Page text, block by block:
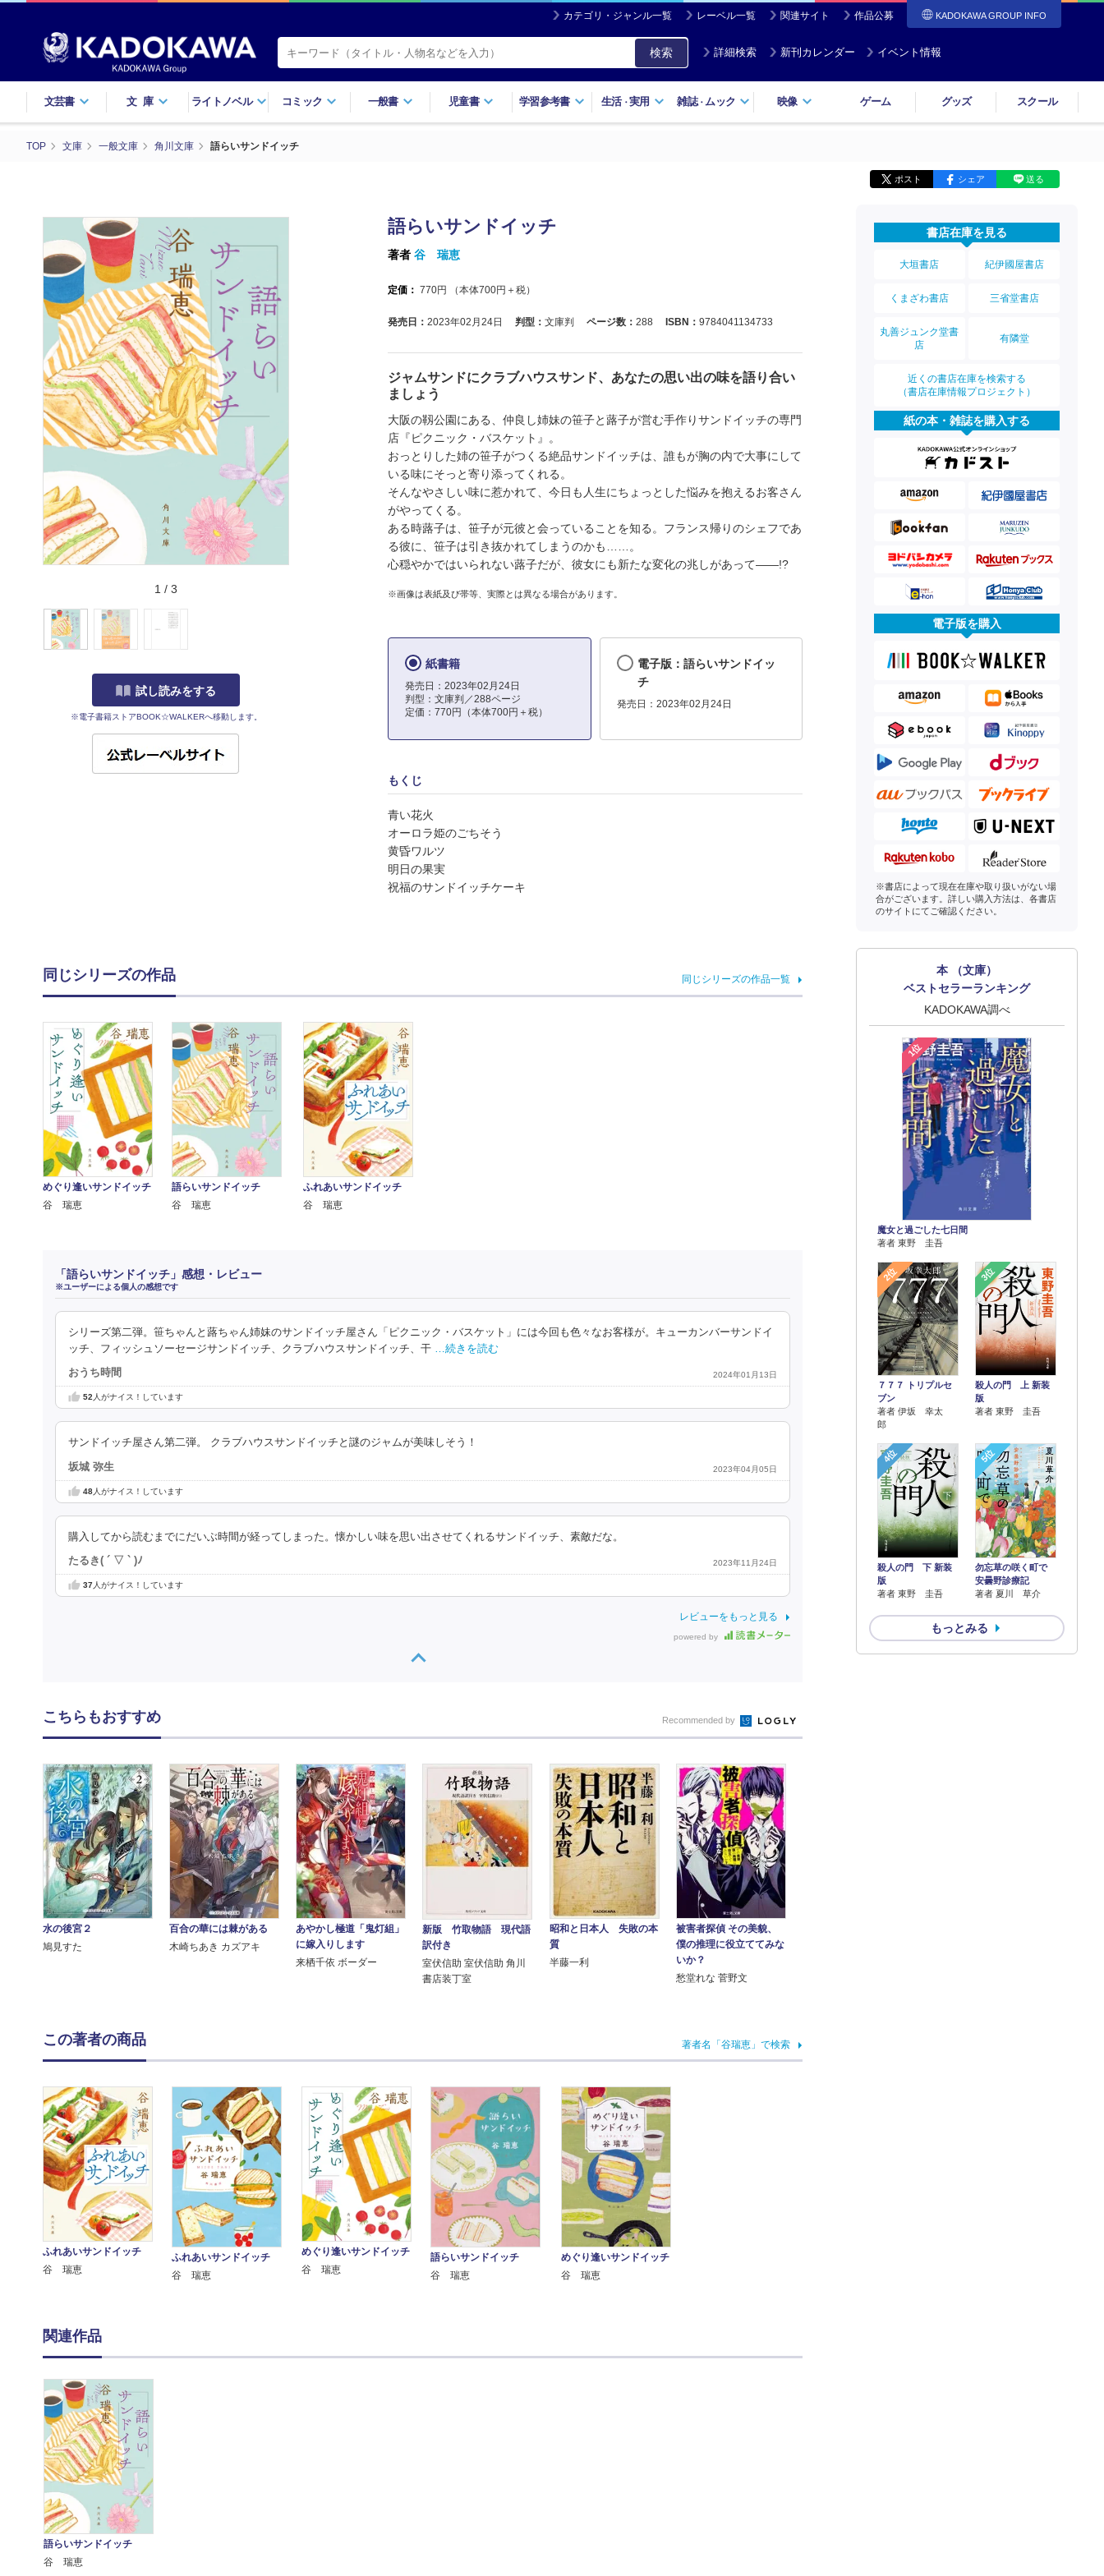
カテゴリ・ジャンル一覧 レーベル一覧 関連サイト 作品公募 KADOKAWA GROUP INFO
検索 詳細検索 新刊カレンダー イベント情報
文芸書 文庫 ライトノベル コミック 一般書 児童書 学習参考書 生活・実用 雑誌・ ムック 映像 ゲーム グッズ スクール
TOP 文庫 一般文庫 角川文庫 語らいサンドイッチ
ポスト シェア 送る
1 / 3
試し読みをする
※電子書籍ストアBOOK☆WALKERへ移動します。
語らいサンドイッチ
著者 谷 瑞恵
定価： 770円 （本体700円＋税）
発売日： 2023年02月24日 判型： 文庫判 ページ数： 288 ISBN： 9784041134733
ジャムサンドにクラブハウスサンド、あなたの思い出の味を語り合い
ましょう
大阪の靱公園にある、仲良し姉妹の笹子と蕗子が営む手作りサンドイッチの専門
店『ピクニック・バスケット』。
おっとりした姉の笹子がつくる絶品サンドイッチは、誰もが胸の内で大事にして
いる味にそっと寄り添ってくれる。
そんなやさしい味に惹かれて、今日も人生にちょっとした悩みを抱えるお客さん
がやってくる。
ある時蕗子は、笹子が元彼と会っていることを知る。フランス帰りのシェフであ
る彼に、笹子は引き抜かれてしまうのかも……。
心穏やかではいられない蕗子だが、彼女にも新たな変化の兆しがあって――!?
※画像は表紙及び帯等、実際とは異なる場合があります。
紙書籍
発売日：2023年02月24日
判型：文庫判／288ページ
定価：770円（本体700円＋税）
電子版：語らいサンドイッ
チ
発売日：2023年02月24日
もくじ
青い花火
オーロラ姫のごちそう
黄昏ワルツ
明日の果実
祝福のサンドイッチケーキ
同じシリーズの作品 同じシリーズの作品一覧
めぐり逢いサンドイッチ
谷 瑞恵
語らいサンドイッチ
谷 瑞恵
ふれあいサンドイッチ
谷 瑞恵
「語らいサンドイッチ」感想・レビュー
※ユーザーによる個人の感想です
シリーズ第二弾。笹ちゃんと蕗ちゃん姉妹のサンドイッチ屋さん「ピクニック・バスケット」には今回も色々なお客様が。キューカンバーサンドイ
ッチ、フィッシュソーセージサンドイッチ、クラブハウスサンドイッチ、干
…続きを読む
おうち時間 2024年01月13日
52人がナイス！しています
サンドイッチ屋さん第二弾。 クラブハウスサンドイッチと謎のジャムが美味しそう！
坂城 弥生 2023年04月05日
48人がナイス！しています
購入してから読むまでにだいぶ時間が経ってしまった。懐かしい味を思い出させてくれるサンドイッチ、素敵だな。
たるき( ´ ▽ ` )ﾉ 2023年11月24日
37人がナイス！しています
レビューをもっと見る
powered by
書店在庫を見る
大垣書店 紀伊國屋書店
くまざわ書店 三省堂書店
丸善ジュンク堂書
店
有隣堂
近くの書店在庫を検索する
（書店在庫情報プロジェクト）
紙の本・雑誌を購入する
電子版を購入
※書店によって現在在庫や取り扱いがない場
合がございます。詳しい購入方法は、各書店
のサイトにてご確認ください。
本 （文庫）
ベストセラーランキング
KADOKAWA調べ
1位
魔女と過ごした七日間
著者 東野 圭吾
2位
７７７ トリプルセ
ブン
著者 伊坂 幸太
郎
3位
殺人の門 上 新装
版
著者 東野 圭吾
4位
殺人の門 下 新装
版
著者 東野 圭吾
5位
勿忘草の咲く町で
安曇野診療記
著者 夏川 草介
もっとみる
こちらもおすすめ Recommended by
水の後宮２
鳩見すた
百合の華には棘がある
木崎ちあき カズアキ
あやかし極道「鬼灯組」
に嫁入りします
来栖千依 ボーダー
新版 竹取物語 現代語
訳付き
室伏信助 室伏信助 角川
書店装丁室
昭和と日本人 失敗の本
質
半藤一利
被害者探偵 その美貌、
僕の推理に役立ててみな
いか？
愁堂れな 菅野文
この著者の商品 著者名「谷瑞恵」で検索
ふれあいサンドイッチ
谷 瑞恵
ふれあいサンドイッチ
谷 瑞恵
めぐり逢いサンドイッチ
谷 瑞恵
語らいサンドイッチ
谷 瑞恵
めぐり逢いサンドイッチ
谷 瑞恵
関連作品
語らいサンドイッチ
谷 瑞恵